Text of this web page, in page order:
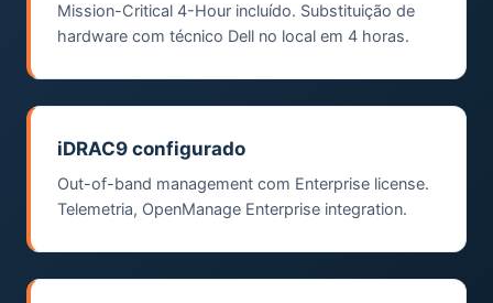
Mission-Critical 4-Hour incluído. Substituição de
hardware com técnico Dell no local em 4 horas.
iDRAC9 configurado
Out-of-band management com Enterprise license.
Telemetria, OpenManage Enterprise integration.